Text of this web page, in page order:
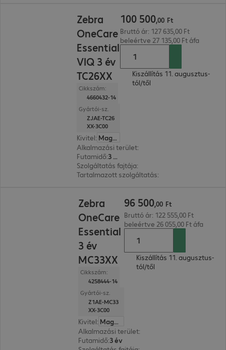
Zebra
OneCare
Essential
VIQ 3 év
TC26XX
Cikkszám:
4660432-14
Gyártói-sz.
ZJAE-TC26
XX-3C00
Kivitel:
Magyar
Alkalmazási terület:
Futamidő:
3 év
Szolgáltatás fajtája:
Tartalmazott szolgáltatás:
100 500,00 Ft
Bruttó ár: 127 635,00 Ft
beleértve 27 135,00 Ft áfa
Kiszállítás 11. augusztus-
tól/től
Zebra
OneCare
Essential
3 év
MC33XX
Cikkszám:
4258444-14
Gyártói-sz.
Z1AE-MC33
XX-3C00
Kivitel:
Magyar
Alkalmazási terület:
Futamidő:3 év
96 500,00 Ft
Bruttó ár: 122 555,00 Ft
beleértve 26 055,00 Ft áfa
Kiszállítás 11. augusztus-
tól/től